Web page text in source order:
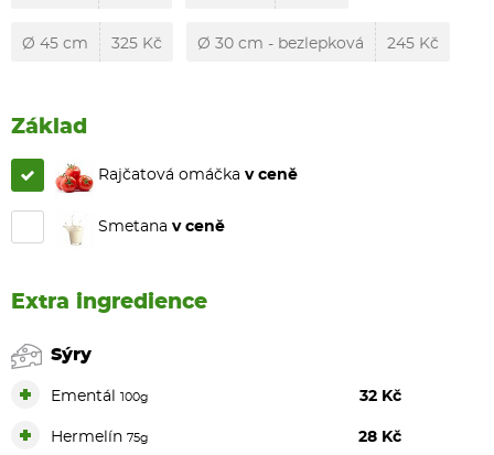
Ø 45 cm 325 Kč Ø 30 cm - bezlepková 245 Kč
Základ
Rajčatová omáčka v ceně
Smetana v ceně
Extra ingredience
Sýry
Ementál 100g 32 Kč
Hermelín 75g 28 Kč